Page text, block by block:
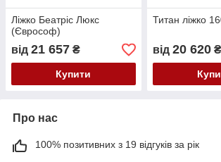
Ліжко Беатріс Люкс
(Єврософ)
від 21 657 ₴
Купити
Титан ліжко
від 20 620₴
Про нас
100% позитивних з 19 відгуків за рік